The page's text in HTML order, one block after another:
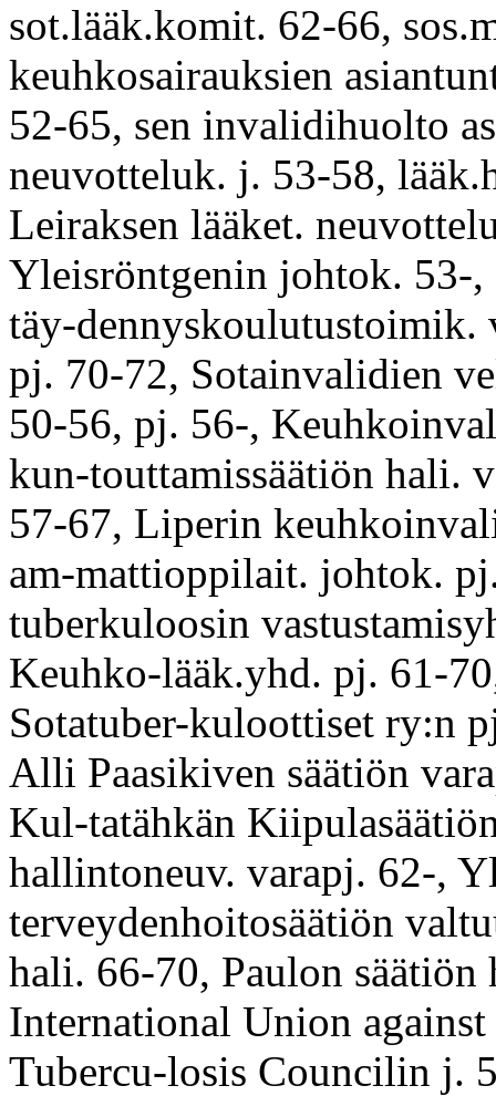
sot.lääk.komit. 62-66,
keuhkosairauksien
52-65, sen invalidihuolto
neuvotteluk. j. 53-58,
Leiraksen lääket.
Yleisröntgenin johtok. 53-,
täy-dennyskoulutustoimik.
pj. 70-72, Sotainvalidien
50-56, pj. 56-,
kun-touttamissäätiön hali.
57-67, Liperin
am-mattioppilait. johtok.
tuberkuloosin
Keuhko-lääk.yhd. pj. 61-
Sotatuber-kuloottiset ry:n
Alli Paasikiven säätiön
Kul-tatähkän
hallintoneuv. varapj. 62-,
terveydenhoitosäätiön
hali. 66-70, Paulon
International Union against
Tubercu-losis Councilin j.